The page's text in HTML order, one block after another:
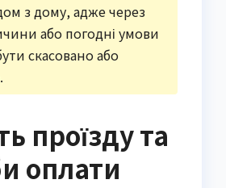
з дому, адже через
або погодні умови
скасовано або
проїзду та
оплати